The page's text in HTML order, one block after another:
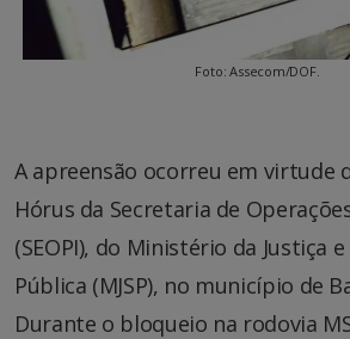
Foto: Assecom/DOF.
A apreensão ocorreu em virtude
Hórus da Secretaria de
(SEOPI), do Ministério da Justiça
Pública (MJSP), no município de
Durante o bloqueio na rodovia